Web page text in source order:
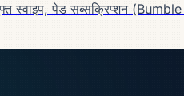
स्वाइप, पेड सब्सक्रिप्शन